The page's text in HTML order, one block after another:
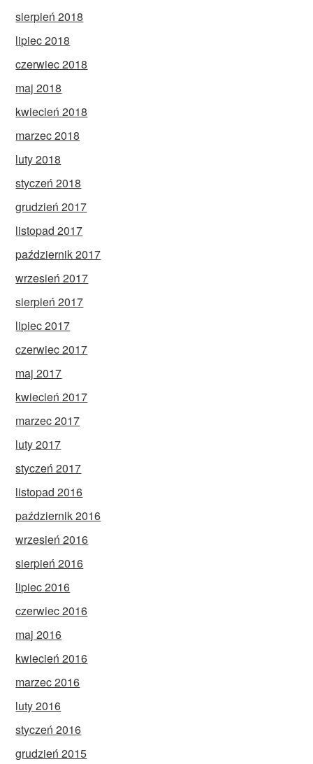
sierpień 2018
lipiec 2018
czerwiec 2018
maj 2018
kwiecień 2018
marzec 2018
luty 2018
styczeń 2018
grudzień 2017
listopad 2017
październik 2017
wrzesień 2017
sierpień 2017
lipiec 2017
czerwiec 2017
maj 2017
kwiecień 2017
marzec 2017
luty 2017
styczeń 2017
listopad 2016
październik 2016
wrzesień 2016
sierpień 2016
lipiec 2016
czerwiec 2016
maj 2016
kwiecień 2016
marzec 2016
luty 2016
styczeń 2016
grudzień 2015